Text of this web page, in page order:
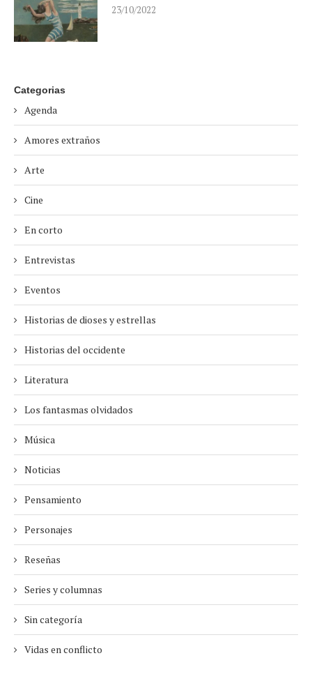
23/10/2022
Categorias
Agenda
Amores extraños
Arte
Cine
En corto
Entrevistas
Eventos
Historias de dioses y estrellas
Historias del occidente
Literatura
Los fantasmas olvidados
Música
Noticias
Pensamiento
Personajes
Reseñas
Series y columnas
Sin categoría
Vidas en conflicto